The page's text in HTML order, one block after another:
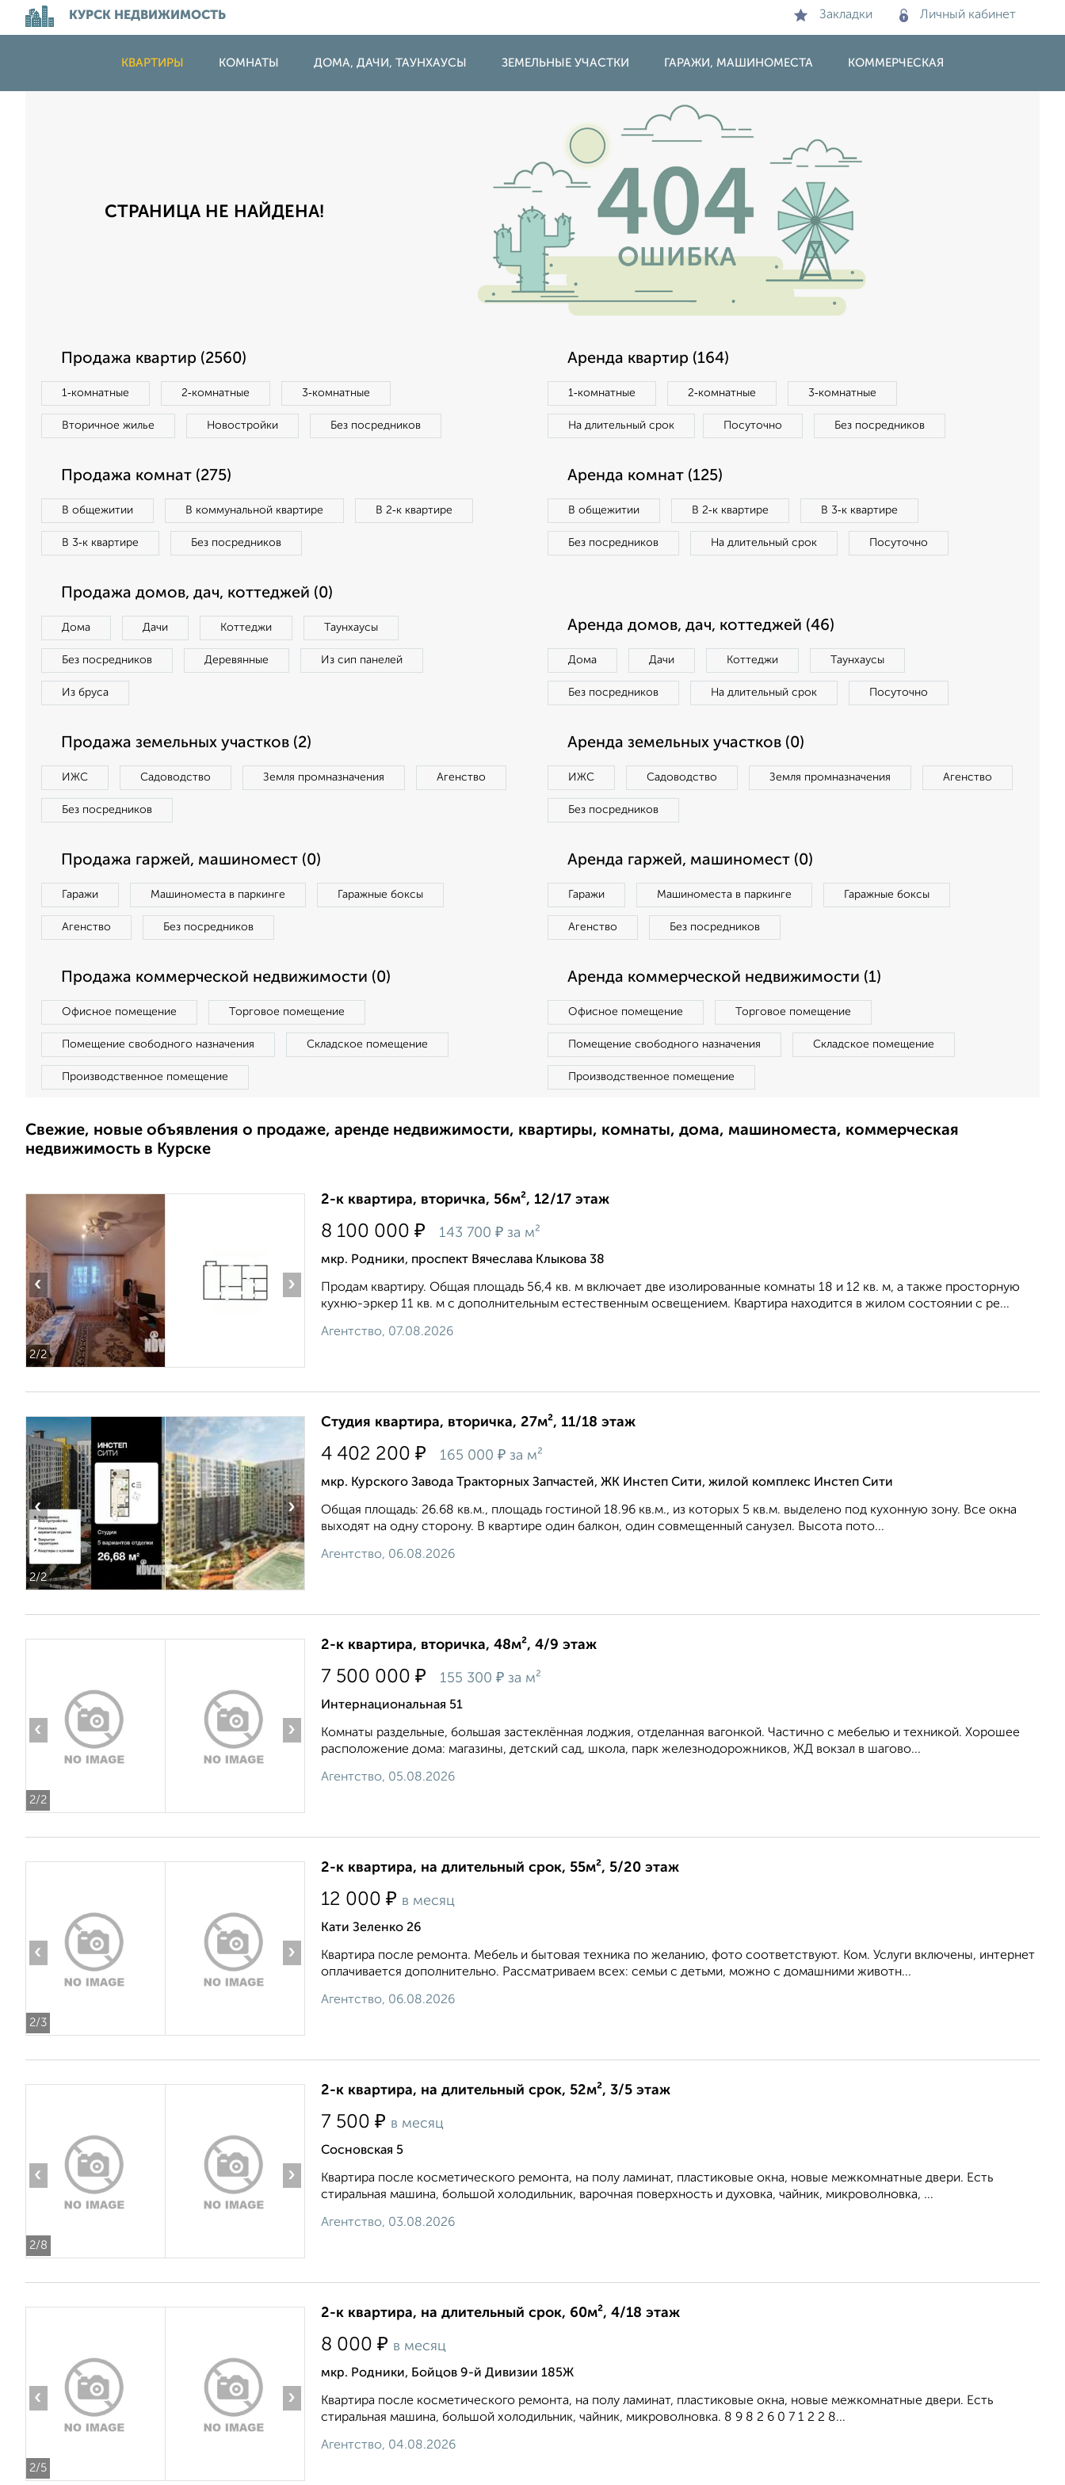
КУРСК НЕДВИЖИМОСТЬ Закладки Личный кабинет
КВАРТИРЫ КОМНАТЫ ДОМА, ДАЧИ, ТАУНХАУСЫ ЗЕМЕЛЬНЫЕ УЧАСТКИ ГАРАЖИ, МАШИНОМЕСТА КОММЕРЧЕСКАЯ
СТРАНИЦА НЕ НАЙДЕНА!
Продажа квартир (2560)
1‑комнатные 2‑комнатные 3‑комнатные
Вторичное жилье Новостройки Без посредников
Аренда квартир (164)
1‑комнатные 2‑комнатные 3‑комнатные
На длительный срок Посуточно Без посредников
Продажа комнат (275)
В общежитии В коммунальной квартире В 2‑к квартире
В 3‑к квартире Без посредников
Аренда комнат (125)
В общежитии В 2‑к квартире В 3‑к квартире
Без посредников На длительный срок Посуточно
Продажа домов, дач, коттеджей (0)
Дома Дачи Коттеджи Таунхаусы
Без посредников Деревянные Из сип панелей
Из бруса
Аренда домов, дач, коттеджей (46)
Дома Дачи Коттеджи Таунхаусы
Без посредников На длительный срок Посуточно
Продажа земельных участков (2)
ИЖС Садоводство Земля промназначения Агенство
Без посредников
Аренда земельных участков (0)
ИЖС Садоводство Земля промназначения Агенство
Без посредников
Продажа гаржей, машиномест (0)
Гаражи Машиноместа в паркинге Гаражные боксы
Агенство Без посредников
Аренда гаржей, машиномест (0)
Гаражи Машиноместа в паркинге Гаражные боксы
Агенство Без посредников
Продажа коммерческой недвижимости (0)
Офисное помещение Торговое помещение
Помещение свободного назначения Складское помещение
Производственное помещение
Аренда коммерческой недвижимости (1)
Офисное помещение Торговое помещение
Помещение свободного назначения Складское помещение
Производственное помещение
Свежие, новые объявления о продаже, аренде недвижимости, квартиры, комнаты, дома, машиноместа, коммерческая
недвижимость в Курске
2/2
‹ ›
2-к квартира, вторичка, 56м², 12/17 этаж
8 100 000 ₽ 143 700 ₽ за м²
мкр. Родники, проспект Вячеслава Клыкова 38
Продам квартиру. Общая площадь 56,4 кв. м включает две изолированные комнаты 18 и 12 кв. м, а также просторную
кухню-эркер 11 кв. м с дополнительным естественным освещением. Квартира находится в жилом состоянии с ре...
Агентство, 07.08.2026
2/2
‹ ›
Студия квартира, вторичка, 27м², 11/18 этаж
4 402 200 ₽ 165 000 ₽ за м²
мкр. Курского Завода Тракторных Запчастей, ЖК Инстеп Сити, жилой комплекс Инстеп Сити
Общая площадь: 26.68 кв.м., площадь гостиной 18.96 кв.м., из которых 5 кв.м. выделено под кухонную зону. Все окна
выходят на одну сторону. В квартире один балкон, один совмещенный санузел. Высота пото...
Агентство, 06.08.2026
2/2
‹ ›
2-к квартира, вторичка, 48м², 4/9 этаж
7 500 000 ₽ 155 300 ₽ за м²
Интернациональная 51
Комнаты раздельные, большая застеклённая лоджия, отделанная вагонкой. Частично с мебелью и техникой. Хорошее
расположение дома: магазины, детский сад, школа, парк железнодорожников, ЖД вокзал в шагово...
Агентство, 05.08.2026
2/3
‹ ›
2-к квартира, на длительный срок, 55м², 5/20 этаж
12 000 ₽ в месяц
Кати Зеленко 26
Квартира после ремонта. Мебель и бытовая техника по желанию, фото соответствуют. Ком. Услуги включены, интернет
оплачивается дополнительно. Рассматриваем всех: семьи с детьми, можно с домашними животн...
Агентство, 06.08.2026
2/8
‹ ›
2-к квартира, на длительный срок, 52м², 3/5 этаж
7 500 ₽ в месяц
Сосновская 5
Квартира после косметического ремонта, на полу ламинат, пластиковые окна, новые межкомнатные двери. Есть
стиральная машина, большой холодильник, варочная поверхность и духовка, чайник, микроволновка, ...
Агентство, 03.08.2026
2/5
‹ ›
2-к квартира, на длительный срок, 60м², 4/18 этаж
8 000 ₽ в месяц
мкр. Родники, Бойцов 9-й Дивизии 185Ж
Квартира после косметического ремонта, на полу ламинат, пластиковые окна, новые межкомнатные двери. Есть
стиральная машина, большой холодильник, чайник, микроволновка. 8 9 8 2 6 0 7 1 2 2 8...
Агентство, 04.08.2026